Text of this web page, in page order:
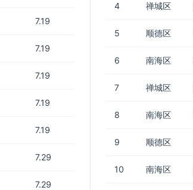
7.19
7.19
7.19
7.19
7.19
7.29
7.29
4 禅城区
5 顺德区
6 南海区
7 禅城区
8 南海区
9 顺德区
10 南海区